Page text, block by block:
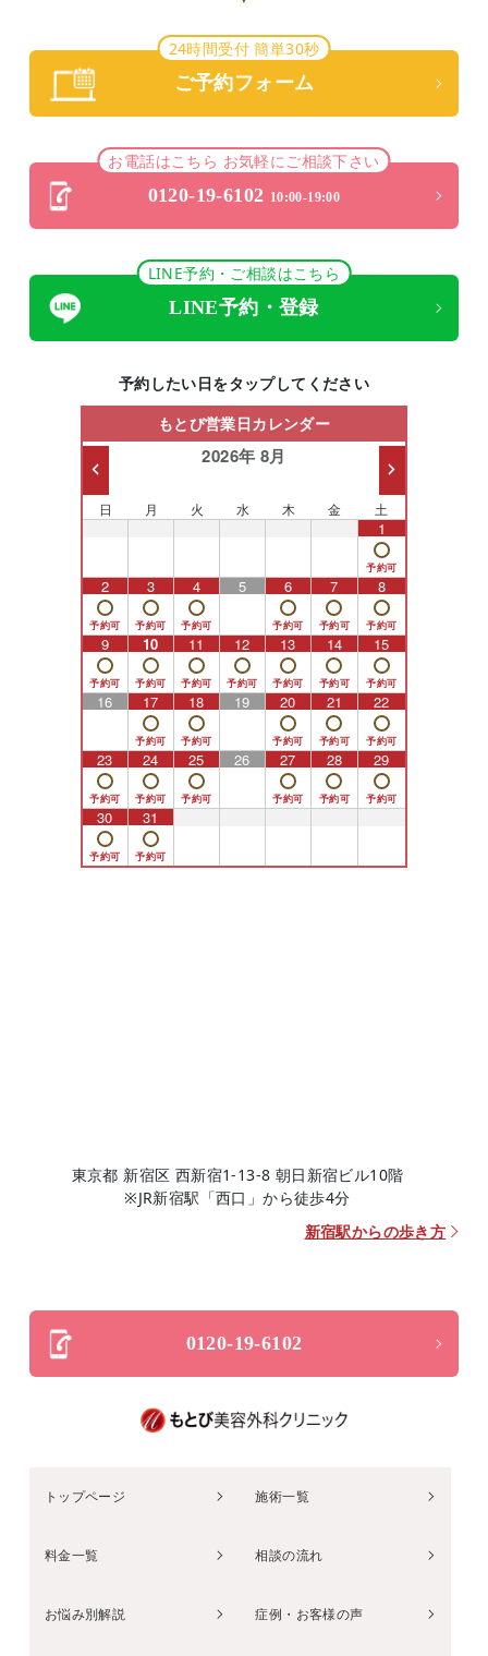
24時間受付 簡単30秒
ご予約フォーム
お電話はこちら お気軽にご相談下さい
0120-19-6102 10:00-19:00
LINE予約・ご相談はこちら
LINE予約・登録
予約したい日をタップしてください
もとび営業日カレンダー
2026年 8月
日 月 火 水 木 金 土
1
2 3 4 5 6 7 8
9 10 11 12 13 14 15
16 17 18 19 20 21 22
23 24 25 26 27 28 29
30 31
東京都 新宿区 西新宿1-13-8 朝日新宿ビル10階
※JR新宿駅「西口」から徒歩4分
新宿駅からの歩き方
0120-19-6102
トップページ 施術一覧
料金一覧 相談の流れ
お悩み別解説 症例・お客様の声